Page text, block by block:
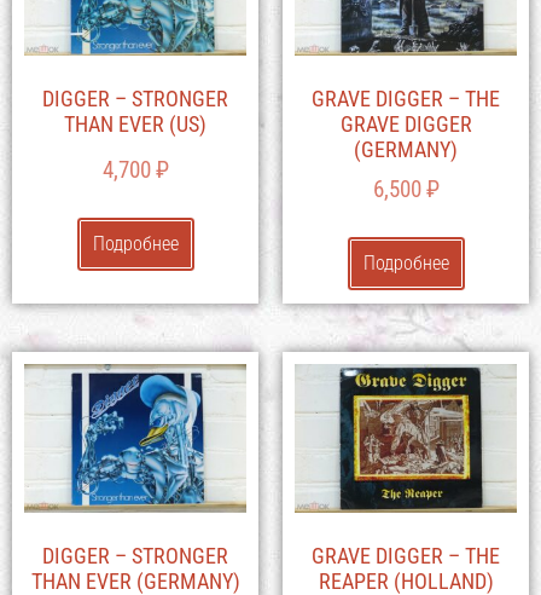
DIGGER – STRONGER
THAN EVER (US)
4,700₽
Подробнее
GRAVE DIGGER – THE
GRAVE DIGGER
(GERMANY)
6,500₽
Подробнее
DIGGER – STRONGER
THAN EVER (GERMANY)
GRAVE DIGGER – THE
REAPER (HOLLAND)